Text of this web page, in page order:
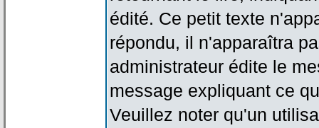
édité. Ce petit texte
répondu, il n'apparaîtra
administrateur édite le
message expliquant ce
Veuillez noter qu'un